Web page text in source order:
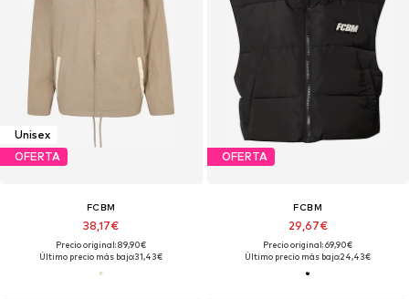
Unisex
OFERTA
FCBM
38,17€
Precio original: 89,90€
Último precio más bajo:31,43€
OFERTA
FCBM
29,67€
Precio original: 69,90€
Último precio más bajo:24,43€